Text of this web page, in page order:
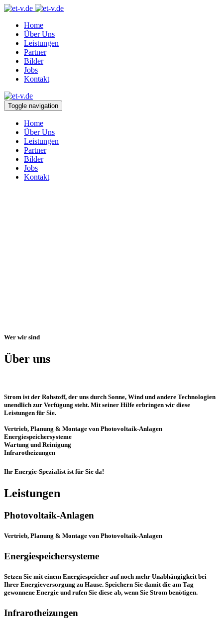
Home
Über Uns
Leistungen
Partner
Bilder
Jobs
Kontakt
Toggle navigation
Home
Über Uns
Leistungen
Partner
Bilder
Jobs
Kontakt
Wer wir sind
Über uns
Strom ist der Rohstoff, der uns durch Sonne, Wind und andere Technologien
unendlich zur Verfügung steht. Mit seiner Hilfe erbringen wir diese
Leistungen für Sie.
Vertrieb, Planung & Montage von Photovoltaik-Anlagen
Energiespeichersysteme
Wartung und Reinigung
Infrarotheizungen
Ihr Energie-Spezialist ist für Sie da!
Leistungen
Photovoltaik-Anlagen
Vertrieb, Planung & Montage von Photovoltaik-Anlagen
Energiespeichersysteme
Setzen Sie mit einem Energiespeicher auf noch mehr Unabhängigkeit bei
Ihrer Energieversorgung zu Hause. Speichern Sie damit die am Tag
gewonnene Energie und rufen Sie diese ab, wenn Sie Strom benötigen.
Infrarotheizungen